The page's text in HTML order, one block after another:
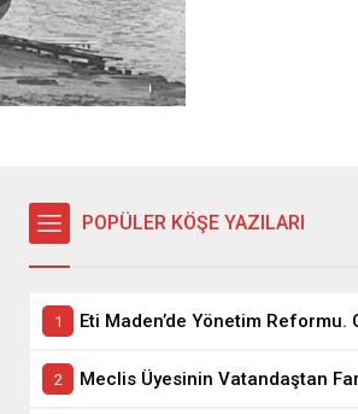
POPÜLER KÖŞE YAZILARI